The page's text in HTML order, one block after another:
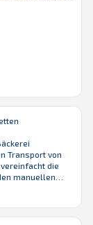
Transport von
die
manuellen
und